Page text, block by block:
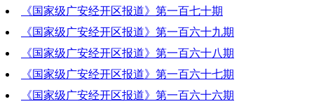
2022-06-23 19:22:03
《国家级广安经开区报道》第一百七十期
2022-06-16 19:09:34
《国家级广安经开区报道》第一百六十九期
2022-06-09 19:42:33
《国家级广安经开区报道》第一百六十八期
2022-06-02 19:53:51
《国家级广安经开区报道》第一百六十七期
2022-05-26 20:52:28
《国家级广安经开区报道》第一百六十六期